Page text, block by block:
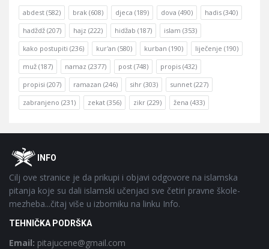
abdest (582) brak (608) djeca (189) dova (490) hadis (340)
hadždž (207) hajz (222) hidžab (187) islam (353)
kako postupiti (236) kur'an (580) kurban (190) liječenje (190)
muž (187) namaz (2377) post (748) propis (432)
propisi (207) ramazan (246) sihr (303) sunnet (227)
zabranjeno (231) zekat (356) zikr (229) žena (433)
FooterOINFO
Cilj ove stranice je da prikupi i objavi odgovore na islamska
pitanja koje su dali islamski učenjaci sve četiri pravne škole-
mezheba...čitaj više u izborniku na linku Info.
TEHNIČKA PODRŠKA
Email: pitajucene@gmail.com